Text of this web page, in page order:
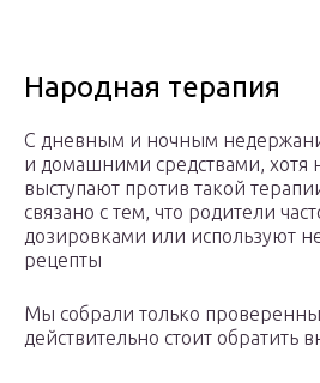
Народная терапия
С дневным и ночным
и домашними средствами, хотя
выступают против такой
связано с тем, что родители
дозировками или используют
рецепты
Мы собрали только
действительно стоит обратить